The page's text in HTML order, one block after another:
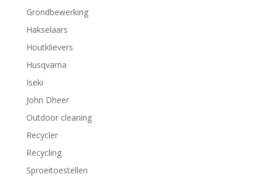
Grondbewerking
Hakselaars
Houtklievers
Husqvarna
Iseki
John Dheer
Outdoor cleaning
Recycler
Recycling
Sproeitoestellen